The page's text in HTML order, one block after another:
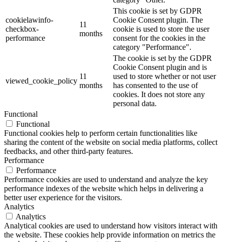
cookielawinfo-
checkbox-
performance
11
months
This cookie is set by GDPR
Cookie Consent plugin. The
cookie is used to store the user
consent for the cookies in the
category "Performance".
viewed_cookie_policy
11
months
The cookie is set by the GDPR
Cookie Consent plugin and is
used to store whether or not user
has consented to the use of
cookies. It does not store any
personal data.
Functional
Functional
Functional cookies help to perform certain functionalities like
sharing the content of the website on social media platforms, collect
feedbacks, and other third-party features.
Performance
Performance
Performance cookies are used to understand and analyze the key
performance indexes of the website which helps in delivering a
better user experience for the visitors.
Analytics
Analytics
Analytical cookies are used to understand how visitors interact with
the website. These cookies help provide information on metrics the